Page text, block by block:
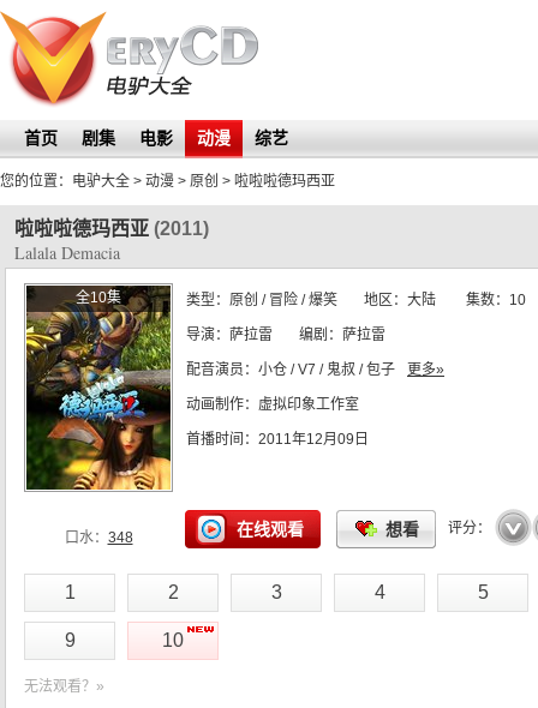
首页 剧集 电影 动漫 综艺
您的位置： 电驴大全 > 动漫 > 原创 > 啦啦啦德玛西亚
啦啦啦德玛西亚 (2011)
Lalala Demacia
全10集 类型： 原创 / 冒险 / 爆笑 地区： 大陆 集数： 10
导演： 萨拉雷 编剧： 萨拉雷
配音演员： 小仓 / V7 / 鬼叔 / 包子 更多»
动画制作： 虚拟印象工作室
首播时间： 2011年12月09日
口水： 348 在线观看 想看 评分：
☆ ☆ ☆ ☆ ☆
1 2 3 4 5
9 10
无法观看？»